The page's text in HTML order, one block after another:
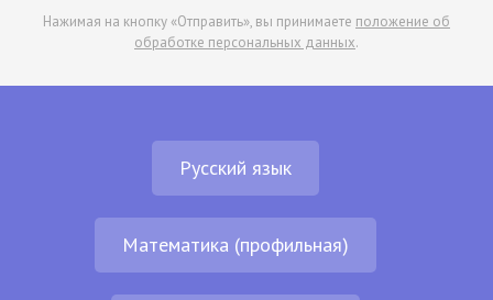
Нажимая на кнопку «Отправить», вы принимаете положение об
обработке персональных данных.
Русский язык
Математика (профильная)